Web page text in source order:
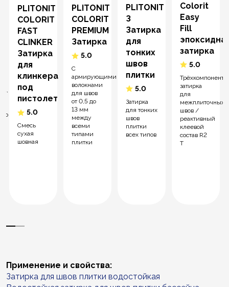
PLITONIT
COLORIT
FAST
CLINKER
Затирка
для
клинкера
под
пистолет
5.0
Смесь
сухая
шовная
PLITONIT
СOLORIT
PREMIUM
Затирка
5.0
С
армирующими
волокнами
для швов
от 0,5 до
13 мм
между
всеми
типами
плитки
PLITONIT
З
Затирка
для
тонких
швов
плитки
5.0
Затирка
для тонких
швов
плитки
всех типов
Colorit
Easy
Fill
затирка
5.0
затирка
для
межплиточных
швов /
реактивный
клеевой
состав R2
T
Применение и свойства:
Затирка для швов плитки водостойкая